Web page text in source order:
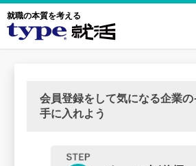
就職の本質を考える
会員登録をして気になる企業
手に入れよう